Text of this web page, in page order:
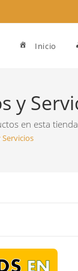
Inicio
y
en esta